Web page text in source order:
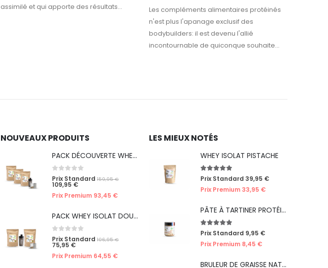
assimilé et qui apporte des résultats...
Les compléments alimentaires protéinés
n'est plus l'apanage exclusif des
bodybuilders: il est devenu l'allié
incontournable de quiconque souhaite...
NOUVEAUX PRODUITS
PACK DÉCOUVERTE WHEY ICE CREAM (ÉDITION LIMITÉE)
0 out of 5
Prix Standard 159,95€
109,95 €
Prix Premium 93,45 €
PACK WHEY ISOLAT DOUBLE PISTACHE CHOCO' (ÉDITION LIMITÉE ICE CREAM)
0 out of 5
Prix Standard 106,95€
75,95 €
Prix Premium 64,55 €
LES MIEUX NOTÉS
WHEY ISOLAT PISTACHE
5.00out of 5
Prix Standard 39,95 €
Prix Premium33,95 €
PÂTE À TARTINER PROTÉINÉE CRÈME DE NOISETTES
5.00out of 5
Prix Standard 9,95 €
Prix Premium 8,45 €
BRULEUR DE GRAISSE NATUREL DE NUIT : CERISE